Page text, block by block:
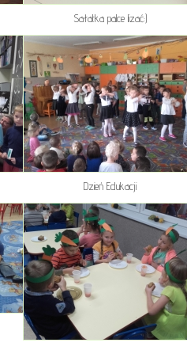
Sałatka palce lizać:)
Dzień Edukacji